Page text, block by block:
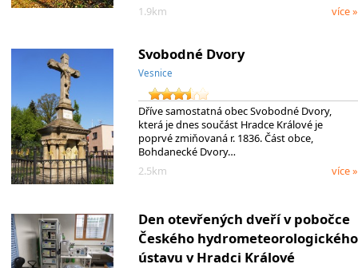
1.9km
více »
Svobodné Dvory
Vesnice
Dříve samostatná obec Svobodné Dvory,
která je dnes součást Hradce Králové je
poprvé zmiňovaná r. 1836. Část obce,
Bohdanecké Dvory…
2.5km
více »
Den otevřených dveří v pobočce
Českého hydrometeorologického
ústavu v Hradci Králové